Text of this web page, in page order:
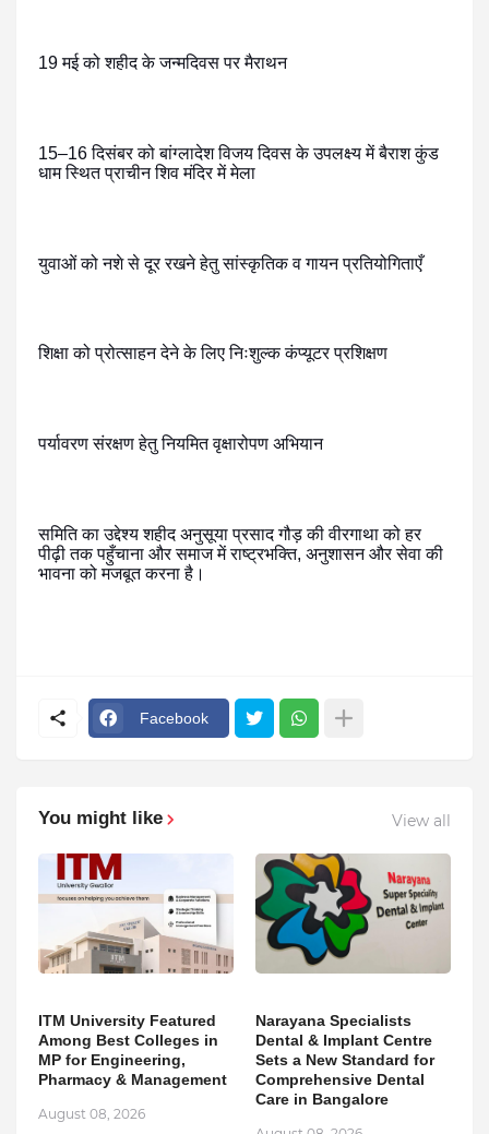
19 मई को शहीद के जन्मदिवस पर मैराथन
15–16 दिसंबर को बांग्लादेश विजय दिवस के उपलक्ष्य में बैराश कुंड
धाम स्थित प्राचीन शिव मंदिर में मेला
युवाओं को नशे से दूर रखने हेतु सांस्कृतिक व गायन प्रतियोगिताएँ
शिक्षा को प्रोत्साहन देने के लिए निःशुल्क कंप्यूटर प्रशिक्षण
पर्यावरण संरक्षण हेतु नियमित वृक्षारोपण अभियान
समिति का उद्देश्य शहीद अनुसूया प्रसाद गौड़ की वीरगाथा को हर
पीढ़ी तक पहुँचाना और समाज में राष्ट्रभक्ति, अनुशासन और सेवा की
भावना को मजबूत करना है।
Facebook
You might like View all
ITM University Featured
Among Best Colleges in
MP for Engineering,
Pharmacy & Management
August 08, 2026
Narayana Specialists
Dental & Implant Centre
Sets a New Standard for
Comprehensive Dental
Care in Bangalore